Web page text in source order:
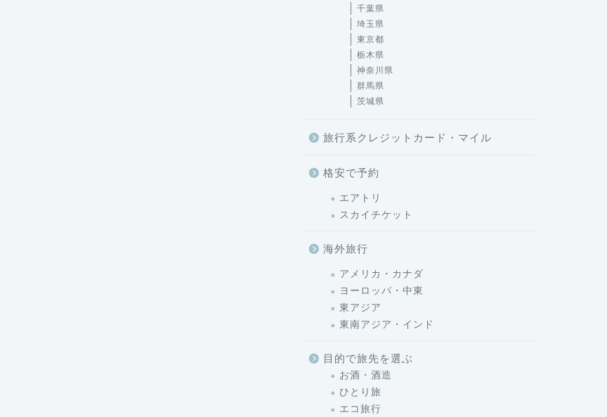
千葉県
埼玉県
東京都
栃木県
神奈川県
群馬県
茨城県
旅行系クレジットカード・マイル
格安で予約
エアトリ
スカイチケット
海外旅行
アメリカ・カナダ
ヨーロッパ・中東
東アジア
東南アジア・インド
目的で旅先を選ぶ
お酒・酒造
ひとり旅
エコ旅行